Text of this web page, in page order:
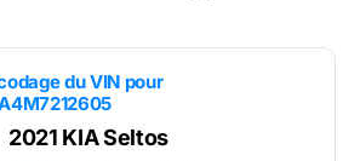
du VIN pour
2021 KIA Seltos